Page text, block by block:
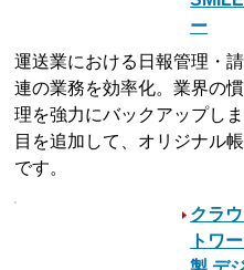
ー
運送業における日報管理・
連の業務を効率化。業界の
理を強力にバックアップし
目を追加して、オリジナル
です。
クラ
トワ